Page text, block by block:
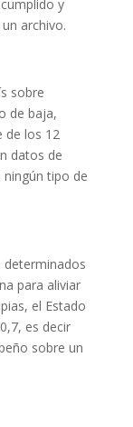
y
archivo.
sobre
de baja,
de los 12
datos de
tipo de
determinados
para aliviar
el Estado
es decir
sobre un